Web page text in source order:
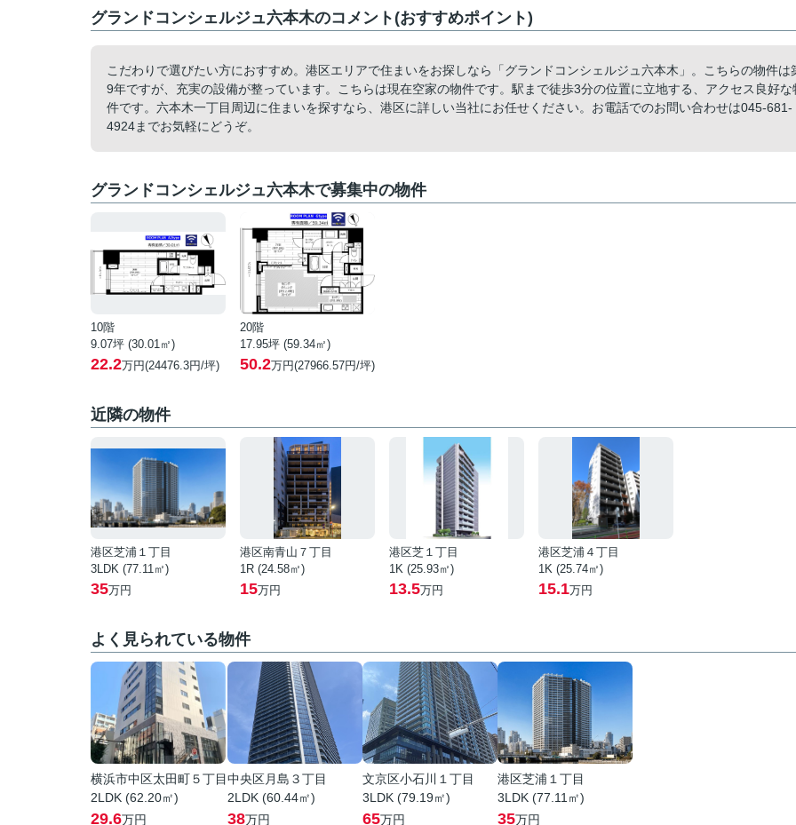
グランドコンシェルジュ六本木のコメント(おすすめポイント)
こだわりで選びたい方におすすめ。港区エリアで住まいをお探しなら「グランドコンシェルジュ六本木」。こちらの物件は
9年ですが、充実の設備が整っています。こちらは現在空家の物件です。駅まで徒歩3分の位置に立地する、アクセス良好な
件です。六本木一丁目周辺に住まいを探すなら、港区に詳しい当社にお任せください。お電話でのお問い合わせは045-681-
4924までお気軽にどうぞ。
グランドコンシェルジュ六本木で募集中の物件
10階
9.07坪 (30.01㎡)
22.2万円(24476.3円/坪)
20階
17.95坪 (59.34㎡)
50.2万円(27966.57円/坪)
近隣の物件
港区芝浦１丁目
3LDK (77.11㎡)
35万円
港区南青山７丁目
1R (24.58㎡)
15万円
港区芝１丁目
1K (25.93㎡)
13.5万円
港区芝浦４丁目
1K (25.74㎡)
15.1万円
よく見られている物件
横浜市中区太田町５丁目
2LDK (62.20㎡)
29.6万円
中央区月島３丁目
2LDK (60.44㎡)
38万円
文京区小石川１丁目
3LDK (79.19㎡)
65万円
港区芝浦１丁目
3LDK (77.11㎡)
35万円